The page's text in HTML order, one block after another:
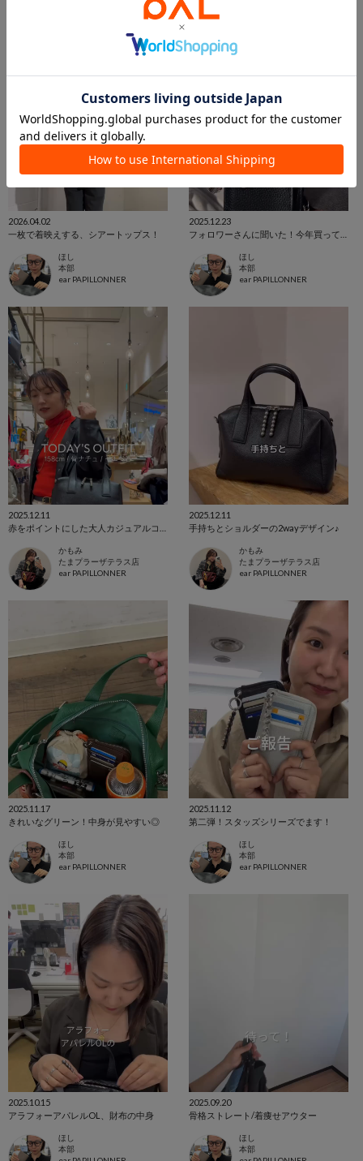
2026.04.02
一枚で着映えする、シアートップス！
ほし
本部
ear PAPILLONNER
2025.12.23
ほし
本部
ear PAPILLONNER
2025.12.11
かもみ
たまプラーザテラス店
ear PAPILLONNER
2025.12.11
手持ちとショルダーの2wayデザイン♪
かもみ
たまプラーザテラス店
ear PAPILLONNER
2025.11.17
きれいなグリーン！中身が見やすい◎
ほし
本部
ear PAPILLONNER
2025.11.12
第二弾！スタッズシリーズでます！
ほし
本部
ear PAPILLONNER
2025.10.15
アラフォーアパレルOL、財布の中身
ほし
本部
2025.09.20
骨格ストレート/着痩せアウター
ほし
本部